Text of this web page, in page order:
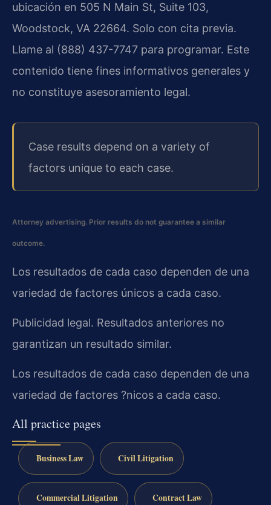
ubicación en 505 N Main St, Suite 103,
Woodstock, VA 22664. Solo con cita previa.
Llame al (888) 437-7747 para programar. Este
contenido tiene fines informativos generales y
no constituye asesoramiento legal.
Case results depend on a variety of
factors unique to each case.
Attorney advertising. Prior results do not guarantee a similar
outcome.
Los resultados de cada caso dependen de una
variedad de factores únicos a cada caso.
Publicidad legal. Resultados anteriores no
garantizan un resultado similar.
Los resultados de cada caso dependen de una
variedad de factores ?nicos a cada caso.
All practice pages
Business Law Civil Litigation
Commercial Litigation Contract Law